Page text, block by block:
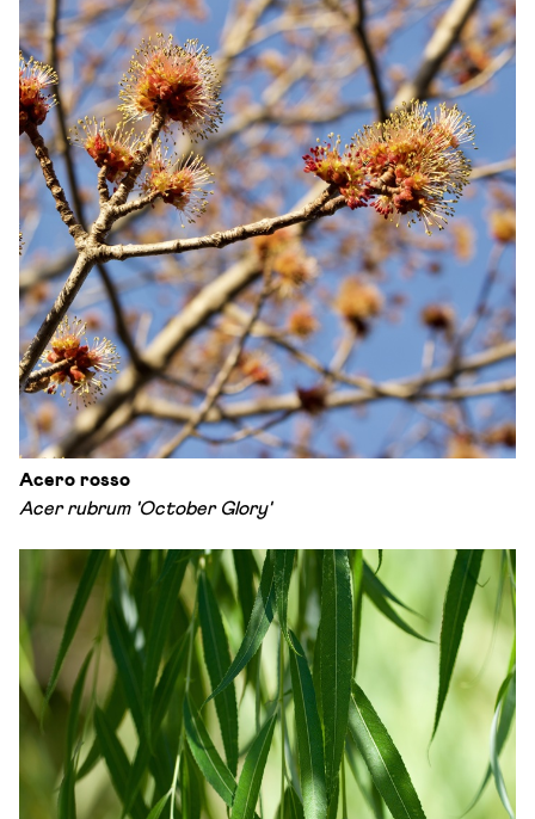
Acero rosso
Acer rubrum 'October Glory'